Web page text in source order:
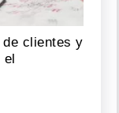
clientes y
el